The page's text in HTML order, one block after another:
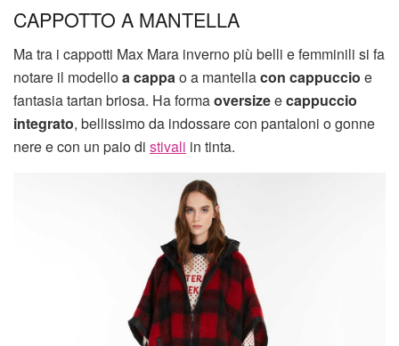
CAPPOTTO A MANTELLA
Ma tra i cappotti Max Mara inverno più belli e femminili si fa
notare il modelloa cappao a mantellacon cappuccio e
fantasia tartan briosa. Ha formaoversizeecappuccio
integrato, bellissimo da indossare con pantaloni o gonne
nere e con un paio di stivali in tinta.